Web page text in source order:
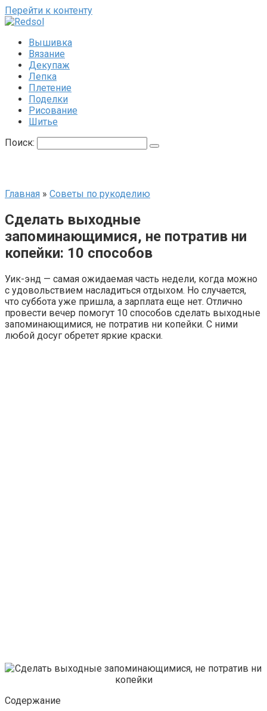
Перейти к контенту
Вышивка
Вязание
Декупаж
Лепка
Плетение
Поделки
Рисование
Шитье
Поиск:
Главная » Советы по рукоделию
Сделать выходные
запоминающимися, не потратив ни
копейки: 10 способов
Уик-энд — самая ожидаемая часть недели, когда можно
с удовольствием насладиться отдыхом. Но случается,
что суббота уже пришла, а зарплата еще нет. Отлично
провести вечер помогут 10 способов сделать выходные
запоминающимися, не потратив ни копейки. С ними
любой досуг обретет яркие краски.
Содержание